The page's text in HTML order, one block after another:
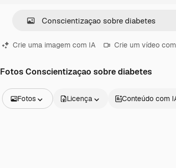
Crie uma imagem com IA Crie um vídeo
Fotos Conscientizaçao sobre diabetes
Fotos Licença Conteúdo com